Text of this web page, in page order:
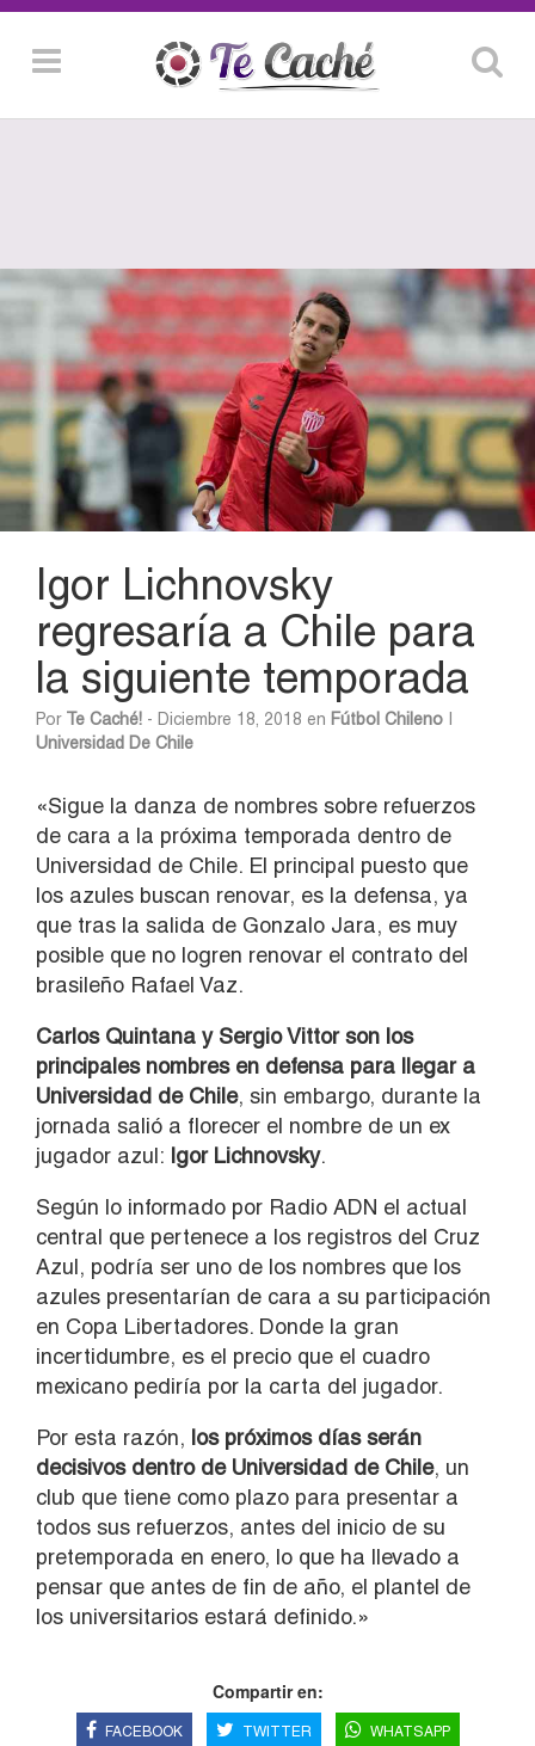
Igor Lichnovsky
regresaría a Chile para
la siguiente temporada
Por Te Caché! - Diciembre 18, 2018 en Fútbol Chileno
Universidad De Chile
«Sigue la danza de nombres sobre refuerzos
de cara a la próxima temporada dentro de
Universidad de Chile. El principal puesto que
los azules buscan renovar, es la defensa, ya
que tras la salida de Gonzalo Jara, es muy
posible que no logren renovar el contrato del
brasileño Rafael Vaz.
Carlos Quintana y Sergio Vittor son los
principales nombres en defensa para llegar a
Universidad de Chile, sin embargo, durante la
jornada salió a florecer el nombre de un ex
jugador azul: Igor Lichnovsky.
Según lo informado por Radio ADN el actual
central que pertenece a los registros del Cruz
Azul, podría ser uno de los nombres que los
azules presentarían de cara a su participación
en Copa Libertadores. Donde la gran
incertidumbre, es el precio que el cuadro
mexicano pediría por la carta del jugador.
Por esta razón, los próximos días serán
decisivos dentro de Universidad de Chile, un
club que tiene como plazo para presentar a
todos sus refuerzos, antes del inicio de su
pretemporada en enero, lo que ha llevado a
pensar que antes de fin de año, el plantel de
los universitarios estará definido.»
Compartir en:
FACEBOOK TWITTER WHATSAPP